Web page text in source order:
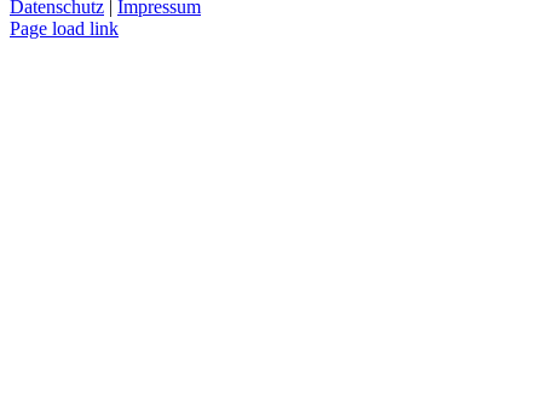
Datenschutz | Impressum
Page load link